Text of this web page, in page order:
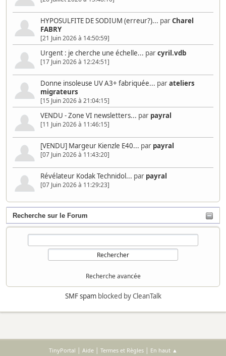
HYPOSULFITE DE SODIUM (erreur?)... parCharel
FABRY
[21 Juin 2026 à 14:50:59]
Urgent : je cherche une échelle... parcyril.vdb
[17 Juin 2026 à 12:24:51]
Donne insoleuse UV A3+ fabriquée... parateliers
migrateurs
[15 Juin 2026 à 21:04:15]
VENDU - Zone VI newsletters... par payral
[11 Juin 2026 à 11:46:15]
[VENDU] Margeur Kienzle E40... par payral
[07 Juin 2026 à 11:43:20]
Révélateur Kodak Technidol... par payral
[07 Juin 2026 à 11:29:23]
Recherche sur le Forum
Recherche avancée
SMF spamblocked by CleanTalk
TinyPortal | Aide| Termes et Règles| En haut ▲